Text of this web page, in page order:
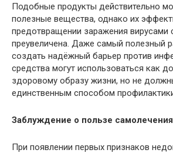
Подобные продукты действительно
полезные вещества, однако их
предотвращении заражения вирусами
преувеличена. Даже самый полезный
создать надёжный барьер против
средства могут использоваться как
здоровому образу жизни, но не
единственным способом
Заблуждение о пользе самолечения
При появлении первых признаков